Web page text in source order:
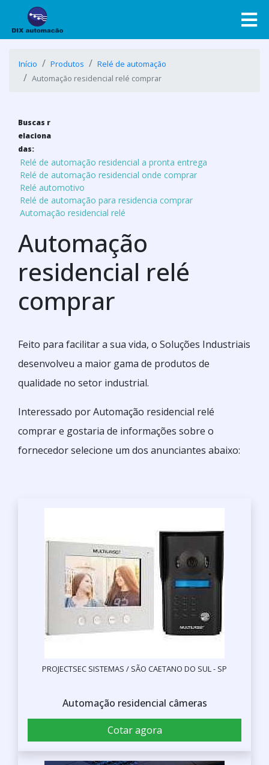
Início Produtos
Relé de automação
Automação residencial relé comprar
Buscas r
elaciona
das:
Relé de automação residencial a pronta entrega
Relé de automação residencial onde comprar
Relé automotivo
Relé de automação para residencia comprar
Automação residencial relé
Automação
residencial relé
comprar
Feito para facilitar a sua vida, o Soluções Industriais
desenvolveu a maior gama de produtos de
qualidade no setor industrial.
Interessado por Automação residencial relé
comprar e gostaria de informações sobre o
fornecedor selecione um dos anunciantes abaixo:
PROJECTSEC SISTEMAS / SÃO CAETANO DO SUL - SP
Automação residencial câmeras
Cotar agora